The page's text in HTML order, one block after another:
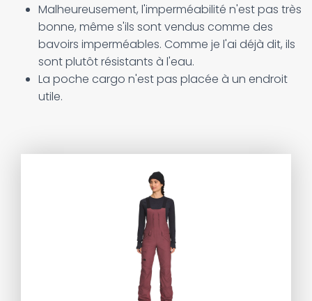
Malheureusement, l'imperméabilité n'est pas très
bonne, même s'ils sont vendus comme des
bavoirs imperméables. Comme je l'ai déjà dit, ils
sont plutôt résistants à l'eau.
La poche cargo n'est pas placée à un endroit
utile.